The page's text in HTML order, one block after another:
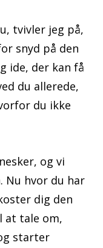
tvivler jeg på,
snyd på den
ide, der kan få
du allerede,
du ikke
og vi
Nu hvor du har
dig den
at tale om,
starter